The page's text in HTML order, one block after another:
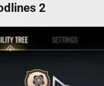
2